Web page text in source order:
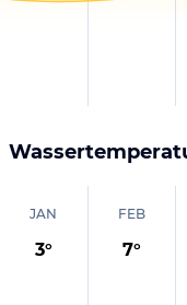
JAN
3°
FEB
7°